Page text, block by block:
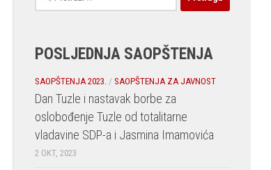
POSLJEDNJA SAOPŠTENJA
SAOPŠTENJA 2023. / SAOPŠTENJA ZA JAVNOST
Dan Tuzle i nastavak borbe za
oslobođenje Tuzle od totalitarne
vladavine SDP-a i Jasmina Imamovića
2 OKT, 2023